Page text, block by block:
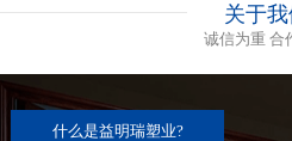
关于我
诚信为重 合
什么是益明瑞塑业?